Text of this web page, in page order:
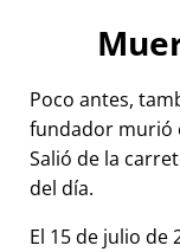
Poco antes,
fundador murió
Salió de la
del día.
El 15 de julio de